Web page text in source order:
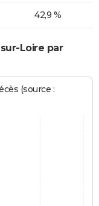
42,9 %
Loire par
(source :